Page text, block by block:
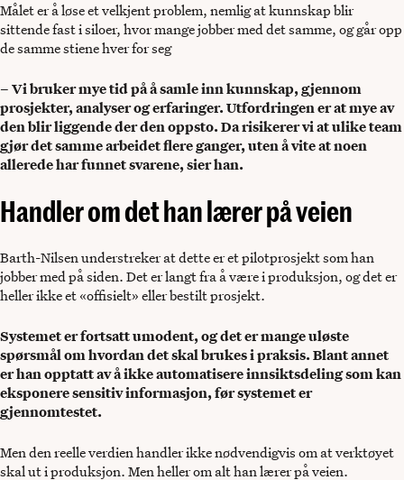
Målet er å løse et velkjent problem, nemlig at kunnskap blir
sittende fast i siloer, hvor mange jobber med det samme, og går opp
de samme stiene hver for seg
– Vi bruker mye tid på å samle inn kunnskap, gjennom
prosjekter, analyser og erfaringer. Utfordringen er at mye av
den blir liggende der den oppsto. Da risikerer vi at ulike team
gjør det samme arbeidet flere ganger, uten å vite at noen
allerede har funnet svarene, sier han.
Handler om det han lærer på veien
Barth-Nilsen understreker at dette er et pilotprosjekt som han
jobber med på siden. Det er langt fra å være i produksjon, og det er
heller ikke et «offisielt» eller bestilt prosjekt.
Systemet er fortsatt umodent, og det er mange uløste
spørsmål om hvordan det skal brukes i praksis. Blant annet
er han opptatt av å ikke automatisere innsiktsdeling som kan
eksponere sensitiv informasjon, før systemet er
gjennomtestet.
Men den reelle verdien handler ikke nødvendigvis om at verktøyet
skal ut i produksjon. Men heller om alt han lærer på veien.